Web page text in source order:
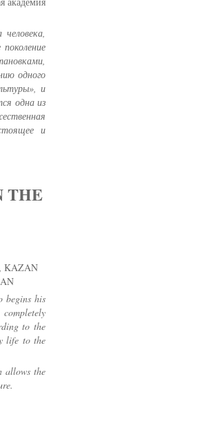
одного
и
одна из
и
THE
KAZAN
begins his
to the
life to the
allows the